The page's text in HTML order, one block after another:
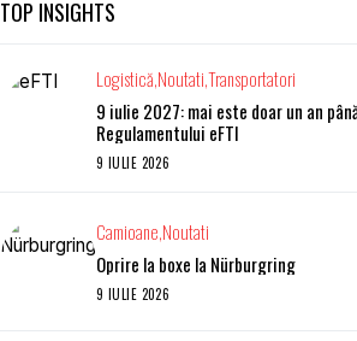
TOP INSIGHTS
Logistică NoutatiTransportatori
9 iulie 2027: mai este doar un an
Regulamentului eFTI
9 IULIE 2026
Camioane Noutati
Oprire la boxe la Nürburgring
9 IULIE 2026